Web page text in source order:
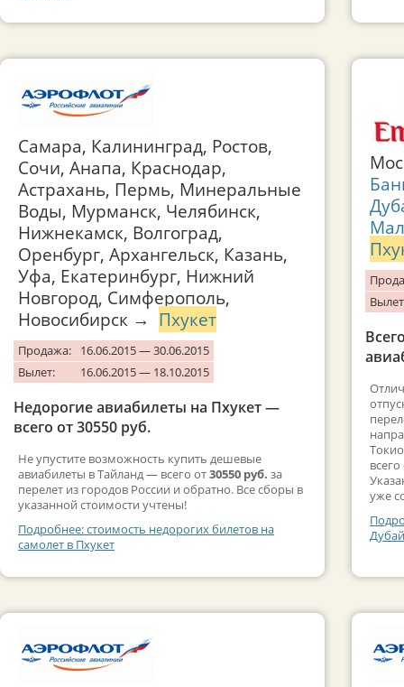
Самара, Калининград, Ростов,
Сочи, Анапа, Краснодар,
Астрахань, Пермь, Минеральные
Воды, Мурманск, Челябинск,
Нижнекамск, Волгоград,
Оренбург, Архангельск, Казань,
Уфа, Екатеринбург, Нижний
Новгород, Симферополь,
Новосибирск → Пхукет
Продажа:
16.06.2015 — 30.06.2015
Вылет:
16.06.2015 — 18.10.2015
Недорогие авиабилеты на Пхукет —
всего от 30550 руб.
Не упустите возможность купить дешевые
авиабилеты в Тайланд — всего от30550 руб. за
перелет из городов России и обратно. Все сборы в
указанной стоимости учтены!
Подробнее: стоимость недорогих билетов на
самолет в Пхукет
уже